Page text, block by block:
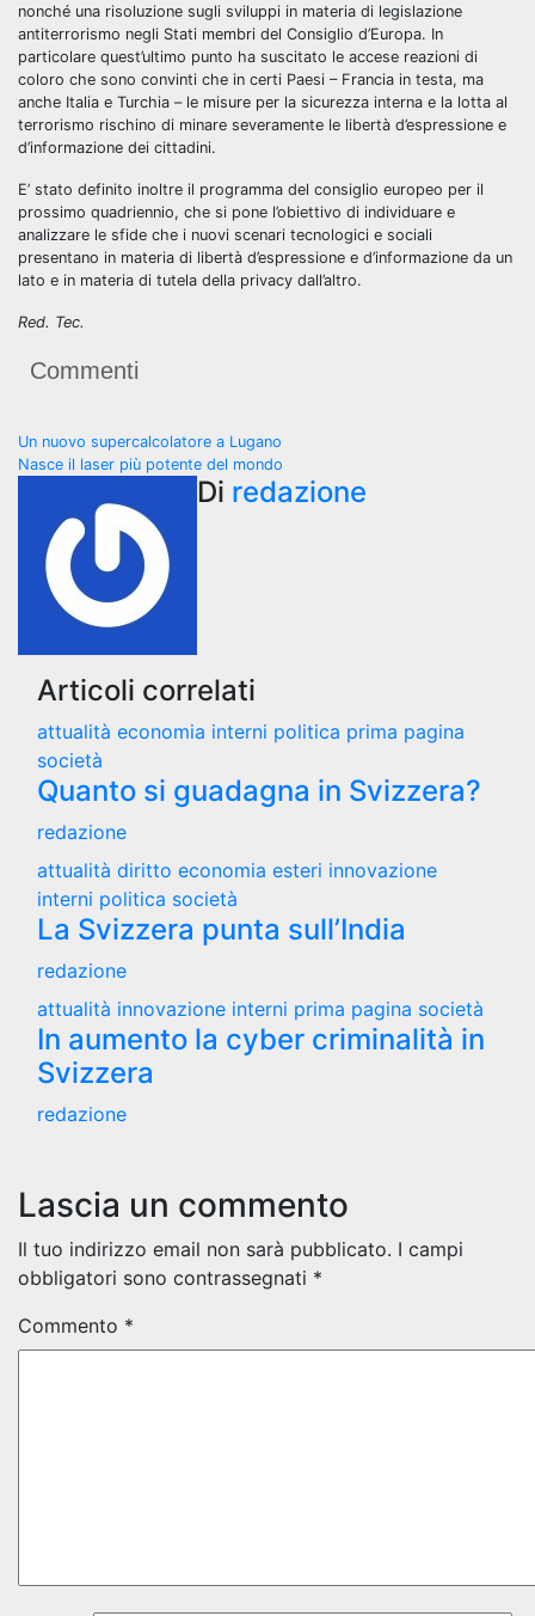
nonché una risoluzione sugli sviluppi in materia di legislazione
antiterrorismo negli Stati membri del Consiglio d’Europa. In
particolare quest’ultimo punto ha suscitato le accese reazioni di
coloro che sono convinti che in certi Paesi – Francia in testa, ma
anche Italia e Turchia – le misure per la sicurezza interna e la lotta al
terrorismo rischino di minare severamente le libertà d’espressione e
d’informazione dei cittadini.
E’ stato definito inoltre il programma del consiglio europeo per il
prossimo quadriennio, che si pone l’obiettivo di individuare e
analizzare le sfide che i nuovi scenari tecnologici e sociali
presentano in materia di libertà d’espressione e d’informazione da un
lato e in materia di tutela della privacy dall’altro.
Red. Tec.
Commenti
Navigazione
articoli
Un nuovo supercalcolatore a Lugano
Nasce il laser più potente del mondo
Di redazione
Articoli correlati
attualità economia interni politica prima pagina
società
Quanto si guadagna in Svizzera?
redazione
attualità diritto economia esteri innovazione
interni politica società
La Svizzera punta sull’India
redazione
attualità innovazione interni prima pagina società
In aumento la cyber criminalità in
Svizzera
redazione
Lascia un commento
Il tuo indirizzo email non sarà pubblicato. I campi
obbligatori sono contrassegnati *
Commento *